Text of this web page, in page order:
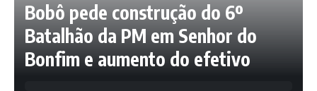
Bobô pede construção do 6º
Batalhão da PM em Senhor do
Bonfim e aumento do efetivo